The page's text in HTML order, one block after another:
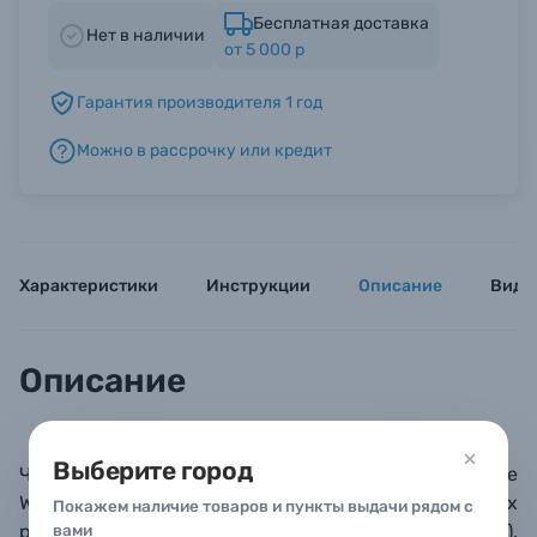
Выберите город
Покажем наличие товаров и пункты выдачи рядом с
вами
Уценённые товары
Нет в наличии
Бесплатная доставка
от 5 000 р
Гарантия производителя 1 год
Можно в рассрочку или кредит
Характеристики Инструкции Описание
Описание
Чехол-обертка PGYTECH Protective
Wrap выпускается в нескольких расцветках и в двух
размерах: М (45х45 см) и S (35х35 см).